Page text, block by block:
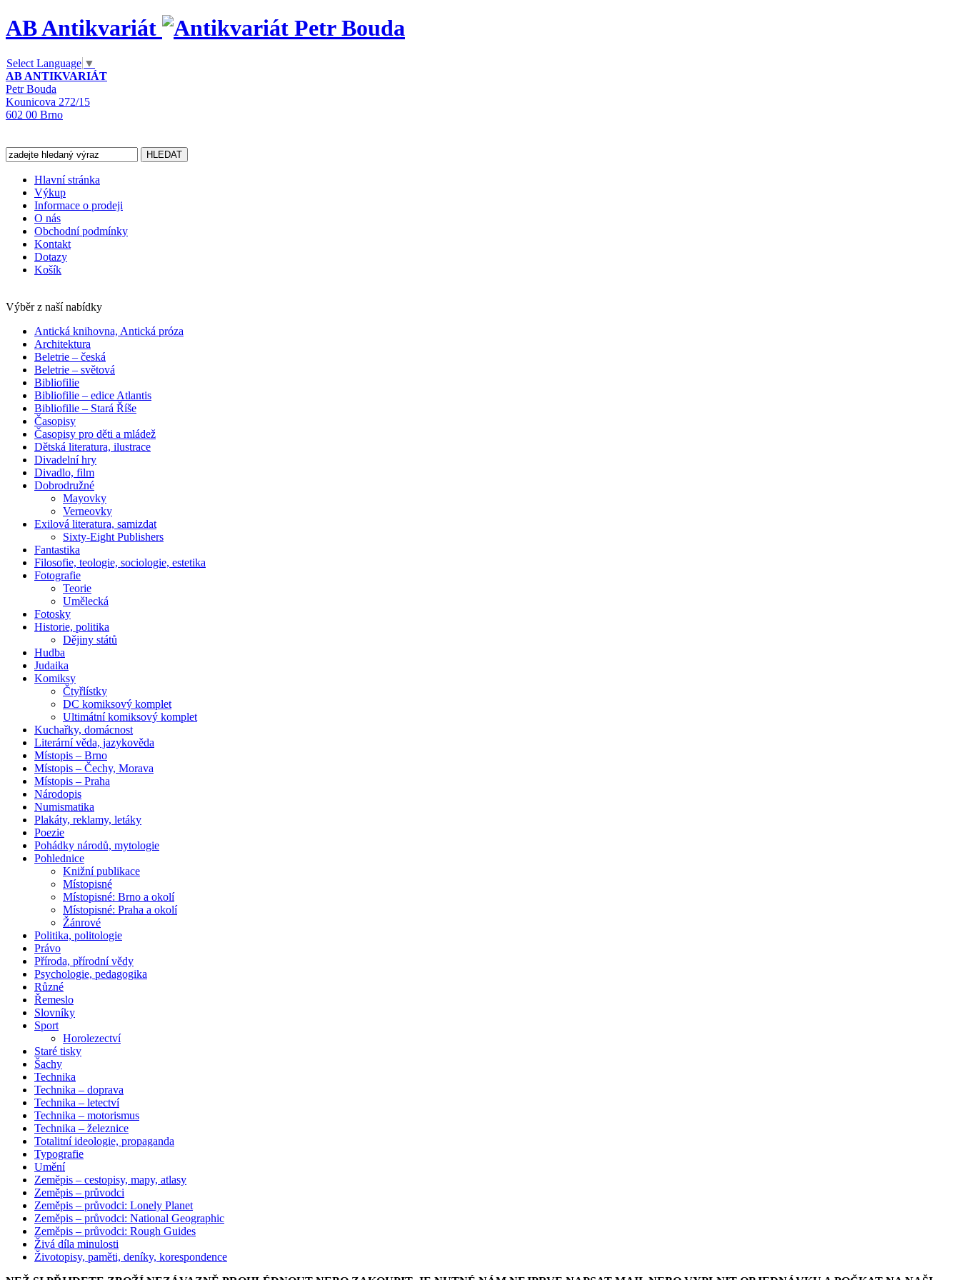
AB Antikvariát
Select Language ▼
AB ANTIKVARIÁT
Petr Bouda
Kounicova 272/15
602 00 Brno
Hlavní stránka
Výkup
Informace o prodeji
O nás
Obchodní podmínky
Kontakt
Dotazy
Košík
Výběr z naší nabídky
Antická knihovna, Antická próza
Architektura
Beletrie – česká
Beletrie – světová
Bibliofilie
Bibliofilie – edice Atlantis
Bibliofilie – Stará Říše
Časopisy
Časopisy pro děti a mládež
Dětská literatura, ilustrace
Divadelní hry
Divadlo, film
Dobrodružné
Mayovky
Verneovky
Exilová literatura, samizdat
Sixty-Eight Publishers
Fantastika
Filosofie, teologie, sociologie, estetika
Fotografie
Teorie
Umělecká
Fotosky
Historie, politika
Dějiny států
Hudba
Judaika
Komiksy
Čtyřlístky
DC komiksový komplet
Ultimátní komiksový komplet
Kuchařky, domácnost
Literární věda, jazykověda
Místopis – Brno
Místopis – Čechy, Morava
Místopis – Praha
Národopis
Numismatika
Plakáty, reklamy, letáky
Poezie
Pohádky národů, mytologie
Pohlednice
Knižní publikace
Místopisné
Místopisné: Brno a okolí
Místopisné: Praha a okolí
Žánrové
Politika, politologie
Právo
Příroda, přírodní vědy
Psychologie, pedagogika
Různé
Řemeslo
Slovníky
Sport
Horolezectví
Staré tisky
Šachy
Technika
Technika – doprava
Technika – letectví
Technika – motorismus
Technika – železnice
Totalitní ideologie, propaganda
Typografie
Umění
Zeměpis – cestopisy, mapy, atlasy
Zeměpis – průvodci
Zeměpis – průvodci: Lonely Planet
Zeměpis – průvodci: National Geographic
Zeměpis – průvodci: Rough Guides
Živá díla minulosti
Životopisy, paměti, deníky, korespondence